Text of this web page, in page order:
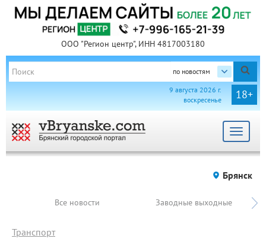
ООО "Регион центр", ИНН 4817003180
по новостям
18+
9 августа 2026 г.
воскресенье
Toggle
Брянск
Все новости Заводные выходные
Транспорт